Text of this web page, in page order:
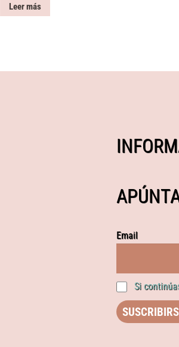
Leer más
Email
Si